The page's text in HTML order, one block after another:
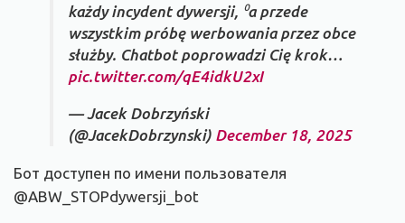
każdy incydent dywersji, ⁰a przede
wszystkim próbę werbowania przez obce
służby. Chatbot poprowadzi Cię krok…
pic.twitter.com/qE4idkU2xI
— Jacek Dobrzyński
(@JacekDobrzynski) December 18, 2025
Бот доступен по имени пользователя
@ABW_STOPdywersji_bot